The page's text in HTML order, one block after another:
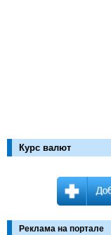
Курс валют
Реклама на портале